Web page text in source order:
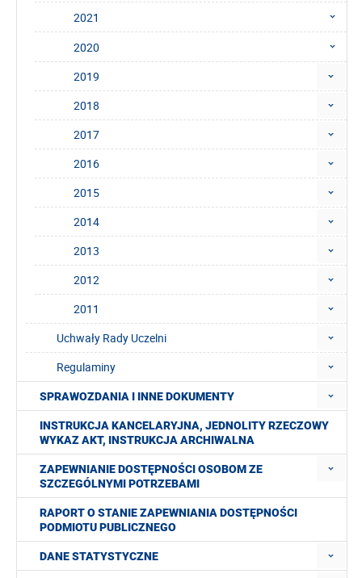
2021
2020
2019
2018
2017
2016
2015
2014
2013
2012
2011
Uchwały Rady Uczelni
Regulaminy
SPRAWOZDANIA I INNE DOKUMENTY
INSTRUKCJA KANCELARYJNA, JEDNOLITY RZECZOWY
WYKAZ AKT, INSTRUKCJA ARCHIWALNA
ZAPEWNIANIE DOSTĘPNOŚCI OSOBOM ZE
SZCZEGÓLNYMI POTRZEBAMI
RAPORT O STANIE ZAPEWNIANIA DOSTĘPNOŚCI
PODMIOTU PUBLICZNEGO
DANE STATYSTYCZNE